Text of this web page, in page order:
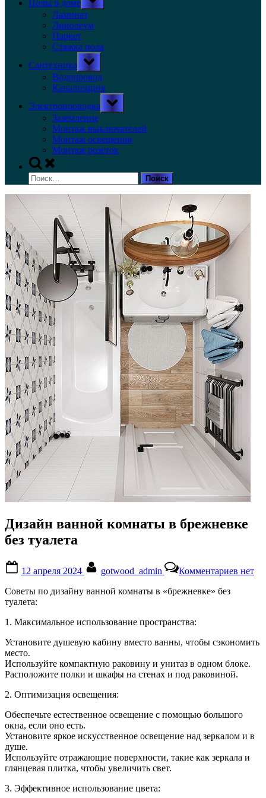
Полы в доме
sub-
menu
Ламинат
Линолеум
Паркет
Стяжка пола
Сантехника
Toggle
sub-
menu
Водопровод
Канализация
Электропроводка
Toggle
sub-
Заземление
Монтаж выключателей
Монтаж освещения
Монтаж розеток
Toggle
search
form
Найти:
Дизайн ванной комнаты в брежневке
без туалета
on
12 апреля 2024 gotwood_admin Комментариевзаписи
без
нет
Советы по дизайну ванной комнаты в «брежневке» без
туалета:
1. Максимальное использование пространства:
Установите душевую кабину вместо ванны, чтобы сэкономить
место.
Используйте компактную раковину и унитаз в одном блоке.
Расположите полки и шкафы на стенах и под раковиной.
2. Оптимизация освещения:
Обеспечьте естественное освещение с помощью большого
окна, если оно есть.
Установите яркое искусственное освещение над зеркалом и в
душе.
Используйте отражающие поверхности, такие как зеркала и
глянцевая плитка, чтобы увеличить свет.
3. Эффективное использование цвета: